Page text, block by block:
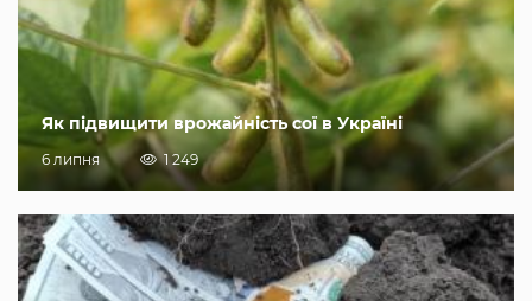
Як підвищити врожайність сої в Україні
6 липня 1 249